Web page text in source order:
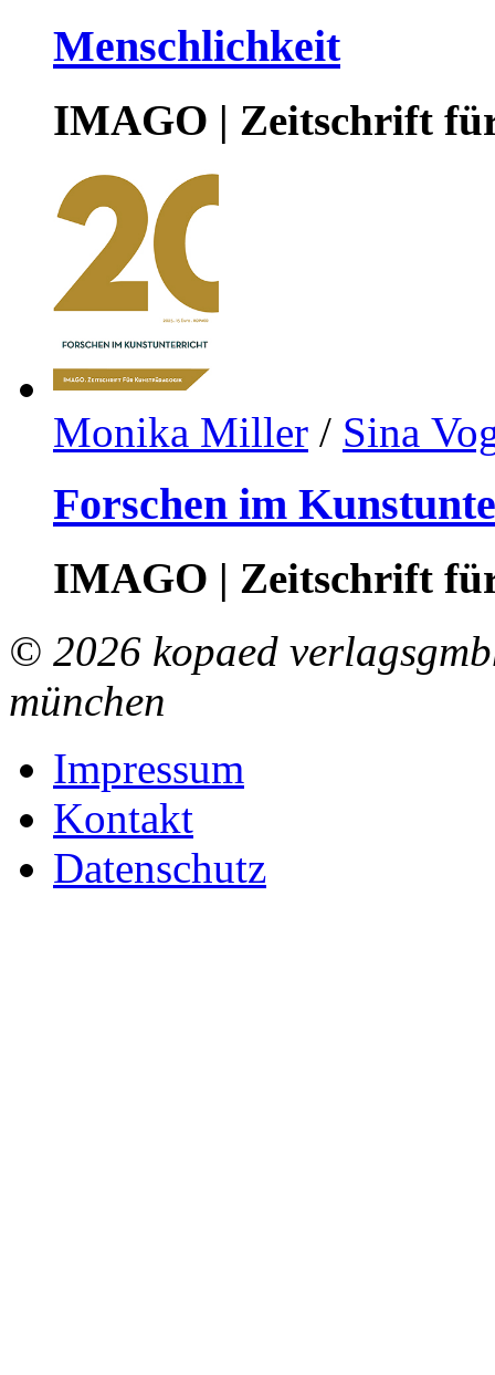
Menschlichkeit
IMAGO | Zeitschrift
Monika Miller / Sina
Forschen im
IMAGO | Zeitschrift
© 2026 kopaed
münchen
Impressum
Kontakt
Datenschutz